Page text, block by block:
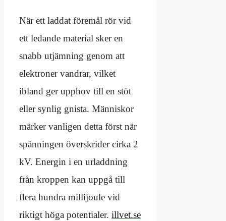
När ett laddat föremål rör vid
ett ledande material sker en
snabb utjämning genom att
elektroner vandrar, vilket
ibland ger upphov till en stöt
eller synlig gnista. Människor
märker vanligen detta först när
spänningen överskrider cirka 2
kV. Energin i en urladdning
från kroppen kan uppgå till
flera hundra millijoule vid
riktigt höga potentialer. illvet.se